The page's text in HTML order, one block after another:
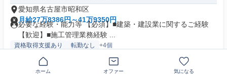
愛知県名古屋市昭和区
月給27万8386円～41万9350円
必要な経験・能力等 【必須】■建築・建設業に関するご経験
【歓迎】■施工管理業務経験 ...
資格取得支援あり 転勤なし +4個
気になる
ホーム オファー 気になる